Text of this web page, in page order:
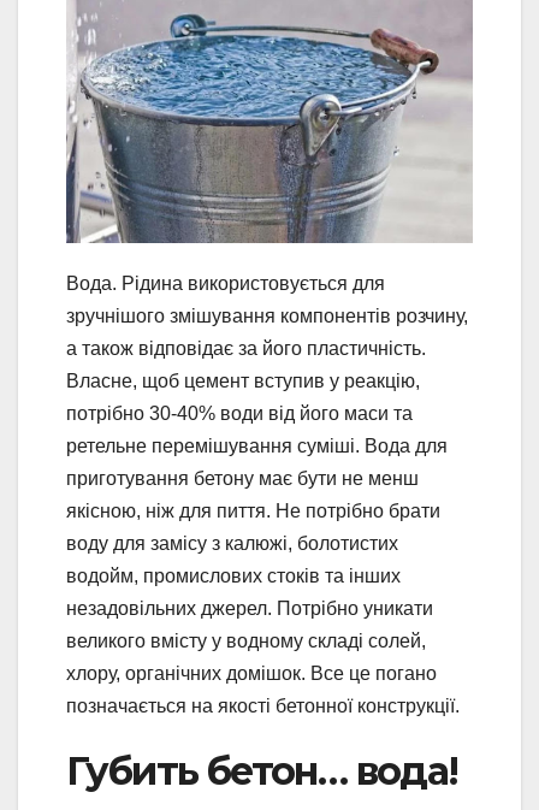
Вода. Рідина використовується для
зручнішого змішування компонентів розчину,
а також відповідає за його пластичність.
Власне, щоб цемент вступив у реакцію,
потрібно 30-40% води від його маси та
ретельне перемішування суміші. Вода для
приготування бетону має бути не менш
якісною, ніж для пиття. Не потрібно брати
воду для замісу з калюжі, болотистих
водойм, промислових стоків та інших
незадовільних джерел. Потрібно уникати
великого вмісту у водному складі солей,
хлору, органічних домішок. Все це погано
позначається на якості бетонної конструкції.
Губить бетон… вода!